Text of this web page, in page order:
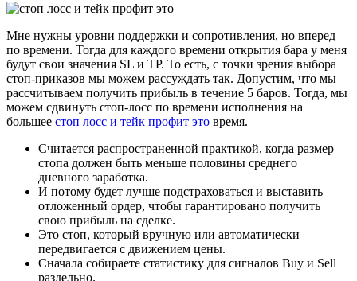
Мне нужны уровни поддержки и сопротивления, но вперед
по времени. Тогда для каждого времени открытия бара у меня
будут свои значения SL и TP. То есть, с точки зрения выбора
стоп-приказов мы можем рассуждать так. Допустим, что мы
рассчитываем получить прибыль в течение 5 баров. Тогда, мы
можем сдвинуть стоп-лосс по времени исполнения на
большее стоп лосс и тейк профит это время.
Считается распространенной практикой, когда размер
стопа должен быть меньше половины среднего
дневного заработка.
И потому будет лучше подстраховаться и выставить
отложенный ордер, чтобы гарантировано получить
свою прибыль на сделке.
Это стоп, который вручную или автоматически
передвигается с движением цены.
Сначала собираете статистику для сигналов Buy и Sell
раздельно.